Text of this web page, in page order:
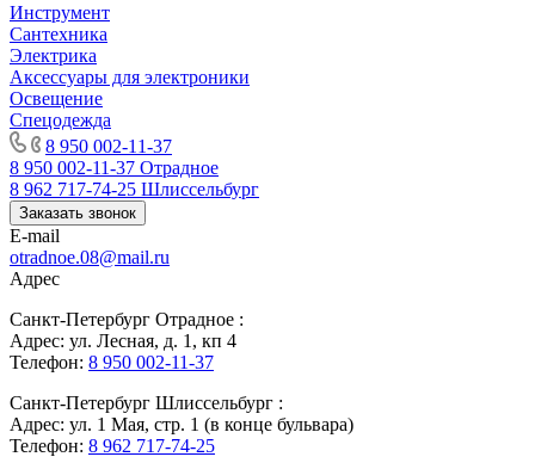
Инструмент
Сантехника
Электрика
Аксессуары для электроники
Освещение
Спецодежда
8 950 002-11-37
8 950 002-11-37 Отрадное
8 962 717-74-25 Шлиссельбург
Заказать звонок
E-mail
otradnoe.08@mail.ru
Адрес
Санкт-Петербург Отрадное :
Адрес: ул. Лесная, д. 1, кп 4
Телефон: 8 950 002-11-37
Санкт-Петербург Шлиссельбург :
Адрес: ул. 1 Мая, стр. 1 (в конце бульвара)
Телефон: 8 962 717-74-25